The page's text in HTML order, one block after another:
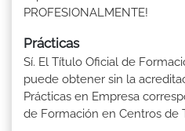
PROFESIONALMENTE!
Prácticas
Sí. El Título Oficial de
puede obtener sin la
Prácticas en Empresa
de Formación en Centros de